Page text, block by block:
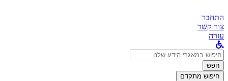
התחבר
צור קשר
עזרה
לחפש
ב:חפש
חיפוש מתקדם